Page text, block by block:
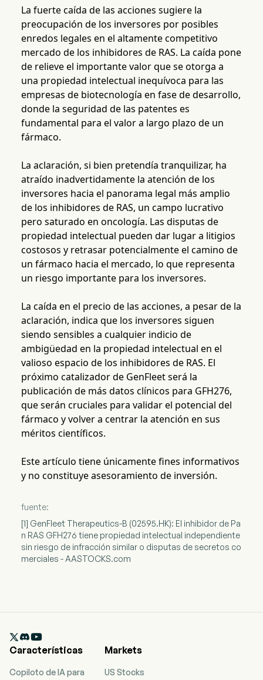
La fuerte caída de las acciones sugiere la
preocupación de los inversores por posibles
enredos legales en el altamente competitivo
mercado de los inhibidores de RAS. La caída pone
de relieve el importante valor que se otorga a
una propiedad intelectual inequívoca para las
empresas de biotecnología en fase de desarrollo,
donde la seguridad de las patentes es
fundamental para el valor a largo plazo de un
fármaco.
La aclaración, si bien pretendía tranquilizar, ha
atraído inadvertidamente la atención de los
inversores hacia el panorama legal más amplio
de los inhibidores de RAS, un campo lucrativo
pero saturado en oncología. Las disputas de
propiedad intelectual pueden dar lugar a litigios
costosos y retrasar potencialmente el camino de
un fármaco hacia el mercado, lo que representa
un riesgo importante para los inversores.
La caída en el precio de las acciones, a pesar de la
aclaración, indica que los inversores siguen
siendo sensibles a cualquier indicio de
ambigüedad en la propiedad intelectual en el
valioso espacio de los inhibidores de RAS. El
próximo catalizador de GenFleet será la
publicación de más datos clínicos para GFH276,
que serán cruciales para validar el potencial del
fármaco y volver a centrar la atención en sus
méritos científicos.
Este artículo tiene únicamente fines informativos
y no constituye asesoramiento de inversión.
fuente:
[1] GenFleet Therapeutics-B (02595.HK): El inhibidor de Pa
n RAS GFH276 tiene propiedad intelectual independiente
sin riesgo de infracción similar o disputas de secretos co
merciales - AASTOCKS.com

Características
Copiloto de IA para
Markets
US Stocks